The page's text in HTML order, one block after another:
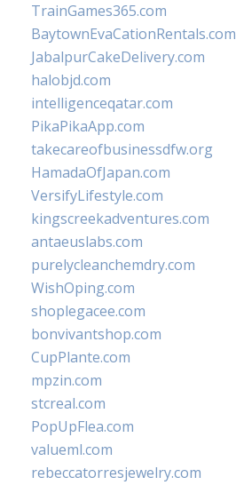
TrainGames365.com
BaytownEvaCationRentals.com
JabalpurCakeDelivery.com
halobjd.com
intelligenceqatar.com
PikaPikaApp.com
takecareofbusinessdfw.org
HamadaOfJapan.com
VersifyLifestyle.com
kingscreekadventures.com
antaeuslabs.com
purelycleanchemdry.com
WishOping.com
shoplegacee.com
bonvivantshop.com
CupPlante.com
mpzin.com
stcreal.com
PopUpFlea.com
valueml.com
rebeccatorresjewelry.com